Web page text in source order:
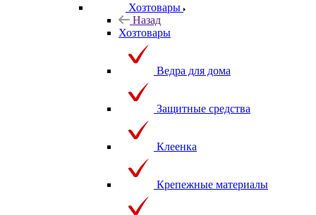
Хозтовары
Назад
Хозтовары
Ведра для дома
Защитные средства
Клеенка
Крепежные материалы